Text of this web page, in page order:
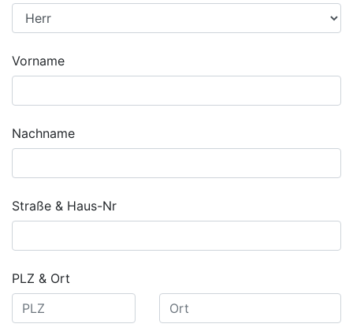
Vorname
Nachname
Straße & Haus-Nr
PLZ & Ort